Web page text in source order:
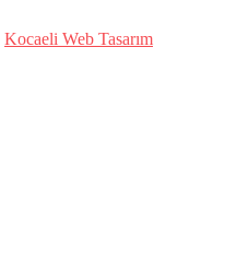
Kocaeli Web Tasarım